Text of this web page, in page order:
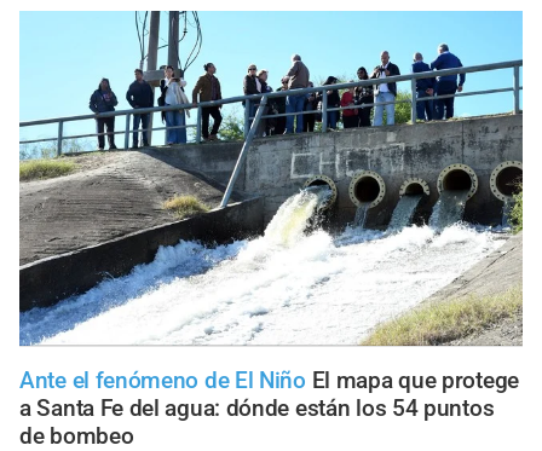
Ante el fenómeno de El Niño El mapa que protege
a Santa Fe del agua: dónde están los 54 puntos
de bombeo